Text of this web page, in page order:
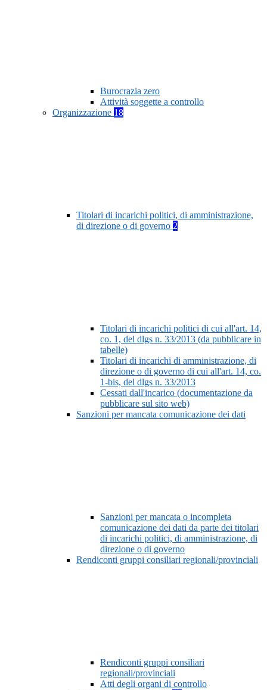
Burocrazia zero
Attività soggette a controllo
Organizzazione 18
Titolari di incarichi politici, di amministrazione,
di direzione o di governo 2
Titolari di incarichi politici di cui all'art. 14,
co. 1, del dlgs n. 33/2013 (da pubblicare in
tabelle)
Titolari di incarichi di amministrazione, di
direzione o di governo di cui all'art. 14, co.
1-bis, del dlgs n. 33/2013
Cessati dall'incarico (documentazione da
pubblicare sul sito web)
Sanzioni per mancata comunicazione dei dati
Sanzioni per mancata o incompleta
comunicazione dei dati da parte dei titolari
di incarichi politici, di amministrazione, di
direzione o di governo
Rendiconti gruppi consiliari regionali/provinciali
Rendiconti gruppi consiliari
regionali/provinciali
Atti degli organi di controllo